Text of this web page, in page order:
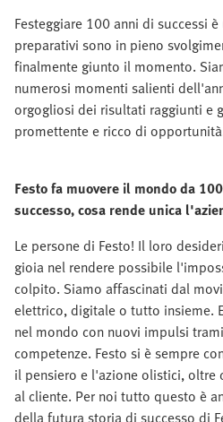
Festeggiare 100 anni di successi
preparativi sono in pieno
finalmente giunto il momento.
numerosi momenti salienti
orgogliosi dei risultati raggiunti e
promettente e ricco di
Festo fa muovere il mondo da
successo, cosa rende unica
Le persone di Festo! Il loro
gioia nel rendere possibile
colpito. Siamo affascinati dal
elettrico, digitale o tutto insieme.
nel mondo con nuovi impulsi
competenze. Festo si è sempre
il pensiero e l'azione olistici, oltre
al cliente. Per noi tutto questo è
della futura storia di successo di